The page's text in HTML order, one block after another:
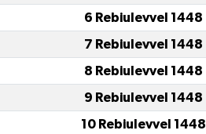
6 Rebiulevvel 1448
7 Rebiulevvel 1448
8 Rebiulevvel 1448
9 Rebiulevvel 1448
10 Rebiulevvel 1448